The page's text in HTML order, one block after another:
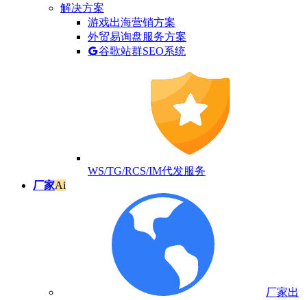
解决方案
游戏出海营销方案
外贸易询盘服务方案
谷歌站群SEO系统
WS/TG/RCS/IM代发服务
厂家Ai
厂家出